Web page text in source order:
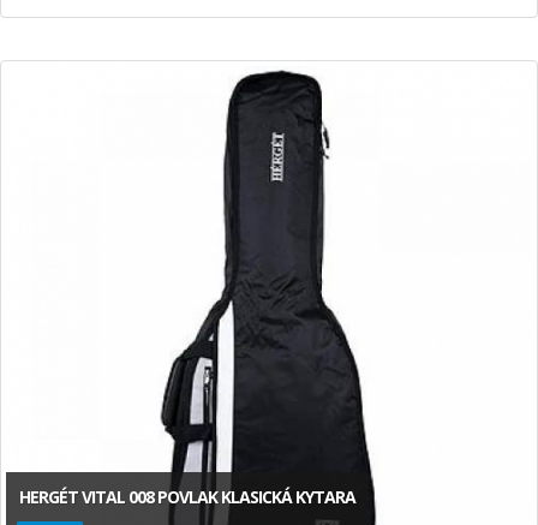
HERGÉT VITAL 008 POVLAK KLASICKÁ KYTARA